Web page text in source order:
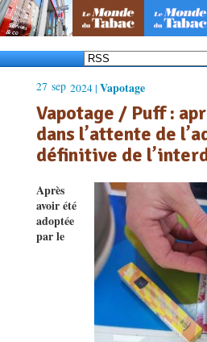
27 sep 2024 | Vapotage
Vapotage / Puff :
dans l’attente de
définitive de
Après
avoir été
adoptée
par le